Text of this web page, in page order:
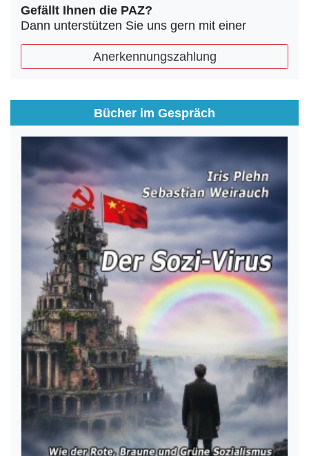
Gefällt Ihnen die PAZ?
Dann unterstützen Sie uns gern mit einer
Anerkennungszahlung
Bücher im Gespräch